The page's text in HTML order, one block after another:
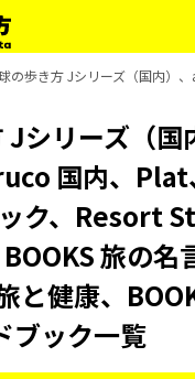
の歩き方 Jシリーズ（国内）
Jシリーズ（
国内、Plat
ク、Resort
旅の名
と健康、
ブック一覧